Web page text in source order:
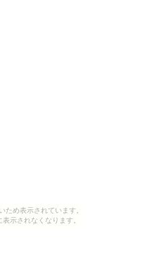
ため表示されています。
示されなくなります。